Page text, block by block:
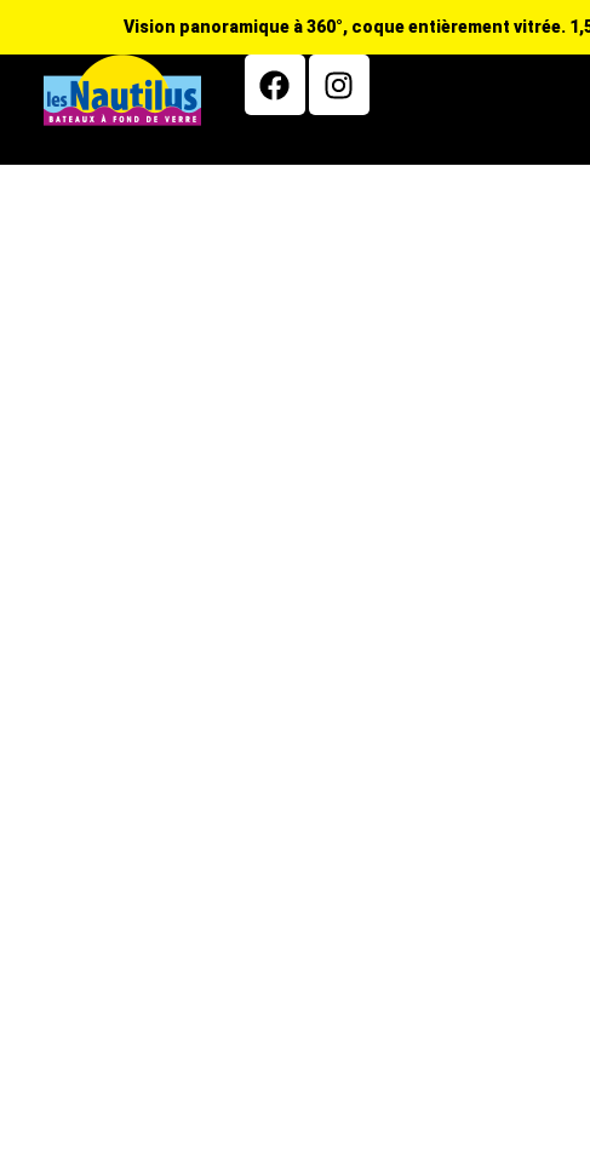
Vision panoramique à 360°, coque entièrement vitrée.